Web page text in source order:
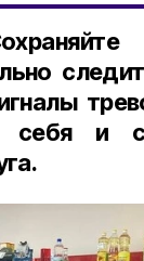
себя и